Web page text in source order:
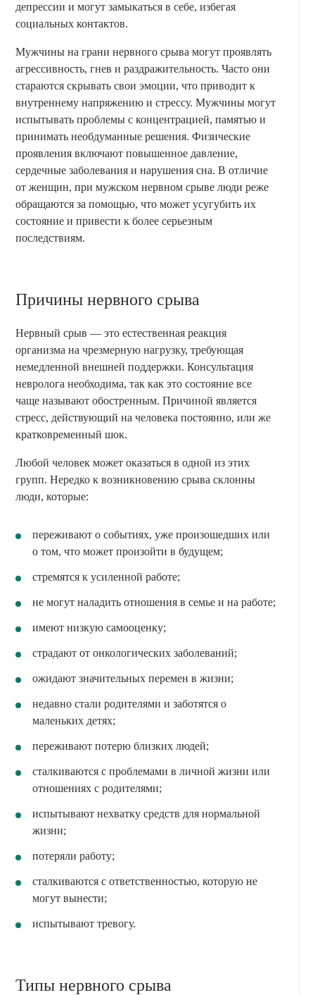
депрессии и могут замыкаться в себе, избегая
социальных контактов.
Мужчины на грани нервного срыва могут проявлять
агрессивность, гнев и раздражительность. Часто они
стараются скрывать свои эмоции, что приводит к
внутреннему напряжению и стрессу. Мужчины могут
испытывать проблемы с концентрацией, памятью и
принимать необдуманные решения. Физические
проявления включают повышенное давление,
сердечные заболевания и нарушения сна. В отличие
от женщин, при мужском нервном срыве люди реже
обращаются за помощью, что может усугубить их
состояние и привести к более серьезным
последствиям.
Причины нервного срыва
Нервный срыв — это естественная реакция
организма на чрезмерную нагрузку, требующая
немедленной внешней поддержки. Консультация
невролога необходима, так как это состояние все
чаще называют обостренным. Причиной является
стресс, действующий на человека постоянно, или же
кратковременный шок.
Любой человек может оказаться в одной из этих
групп. Нередко к возникновению срыва склонны
люди, которые:
переживают о событиях, уже произошедших или
о том, что может произойти в будущем;
стремятся к усиленной работе;
не могут наладить отношения в семье и на работе;
имеют низкую самооценку;
страдают от онкологических заболеваний;
ожидают значительных перемен в жизни;
недавно стали родителями и заботятся о
маленьких детях;
переживают потерю близких людей;
сталкиваются с проблемами в личной жизни или
отношениях с родителями;
испытывают нехватку средств для нормальной
жизни;
потеряли работу;
сталкиваются с ответственностью, которую не
могут вынести;
испытывают тревогу.
Типы нервного срыва